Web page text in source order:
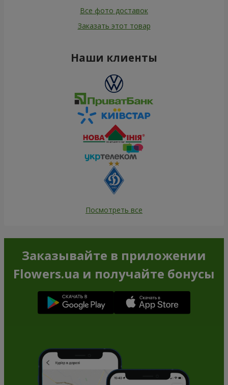
Все фото доставок
Заказать этот товар
Наши клиенты
Посмотреть все
Заказывайте в приложении
Flowers.ua и получайте бонусы